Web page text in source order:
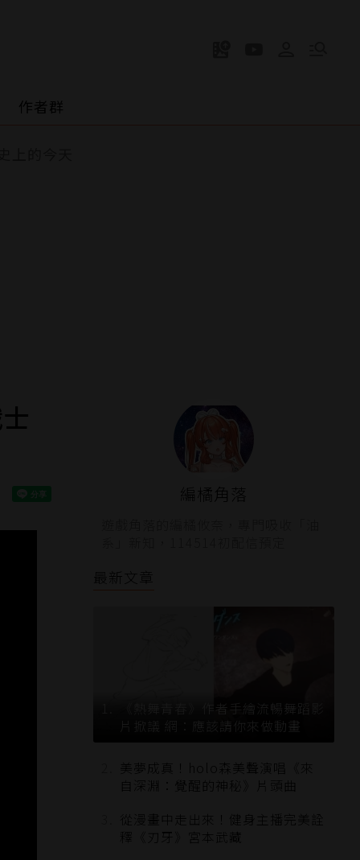
作者群
編橘角落
最新文章
《熱舞青春》作者手繪流暢舞蹈影
片掀議 網：應該請你來做動畫
美夢成真！holo森美聲演唱《來
自深淵：覺醒的神秘》片頭曲
從漫畫中走出來！健身主播完美詮
釋《刃牙》宮本武藏